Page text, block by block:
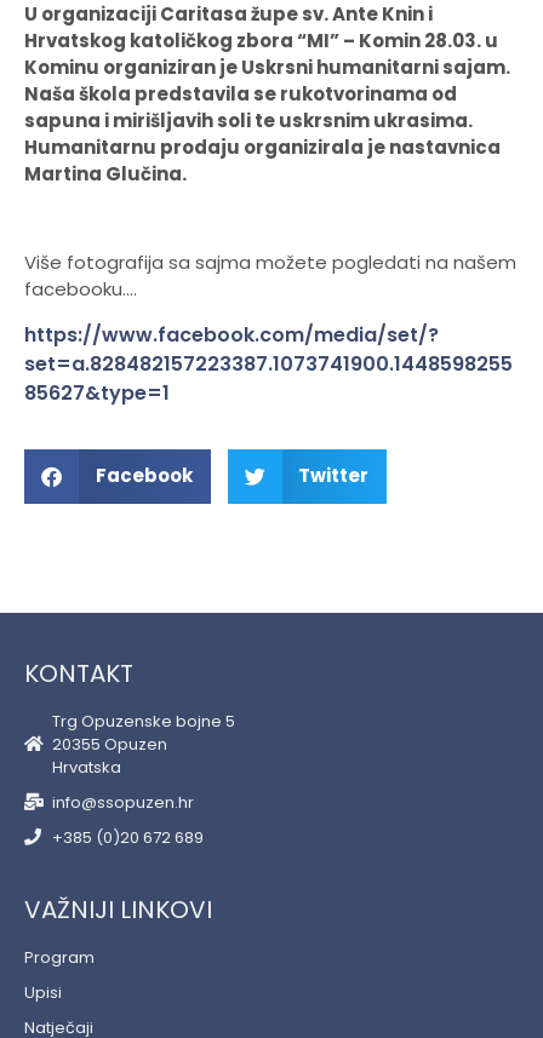
U organizaciji Caritasa župe sv. Ante Knin i
Hrvatskog katoličkog zbora “MI” – Komin 28.03. u
Kominu organiziran je Uskrsni humanitarni sajam.
Naša škola predstavila se rukotvorinama od
sapuna i mirišljavih soli te uskrsnim ukrasima.
Humanitarnu prodaju organizirala je nastavnica
Martina Glučina.
Više fotografija sa sajma možete pogledati na našem
facebooku….
https://www.facebook.com/media/set/?
set=a.828482157223387.1073741900.1448598255
85627&type=1
Facebook Twitter
KONTAKT
Trg Opuzenske bojne 5
20355 Opuzen
Hrvatska
info@ssopuzen.hr
+385 (0)20 672 689
VAŽNIJI LINKOVI
Program
Upisi
Natječaji